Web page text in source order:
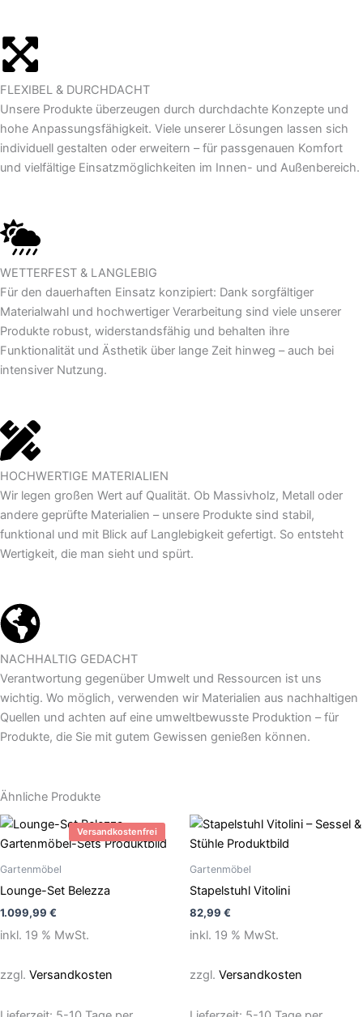
FLEXIBEL & DURCHDACHT
Unsere Produkte überzeugen durch durchdachte Konzepte und
hohe Anpassungsfähigkeit. Viele unserer Lösungen lassen sich
individuell gestalten oder erweitern – für passgenauen Komfort
und vielfältige Einsatzmöglichkeiten im Innen- und Außenbereich.
WETTERFEST & LANGLEBIG
Für den dauerhaften Einsatz konzipiert: Dank sorgfältiger
Materialwahl und hochwertiger Verarbeitung sind viele unserer
Produkte robust, widerstandsfähig und behalten ihre
Funktionalität und Ästhetik über lange Zeit hinweg – auch bei
intensiver Nutzung.
HOCHWERTIGE MATERIALIEN
Wir legen großen Wert auf Qualität. Ob Massivholz, Metall oder
andere geprüfte Materialien – unsere Produkte sind stabil,
funktional und mit Blick auf Langlebigkeit gefertigt. So entsteht
Wertigkeit, die man sieht und spürt.
NACHHALTIG GEDACHT
Verantwortung gegenüber Umwelt und Ressourcen ist uns
wichtig. Wo möglich, verwenden wir Materialien aus nachhaltigen
Quellen und achten auf eine umweltbewusste Produktion – für
Produkte, die Sie mit gutem Gewissen genießen können.
Ähnliche Produkte
Versandkostenfrei
Gartenmöbel
Lounge-Set Belezza
1.099,99 €
inkl. 19 % MwSt.
zzgl. Versandkosten
Gartenmöbel
Stapelstuhl Vitolini
82,99 €
inkl. 19 % MwSt.
zzgl. Versandkosten